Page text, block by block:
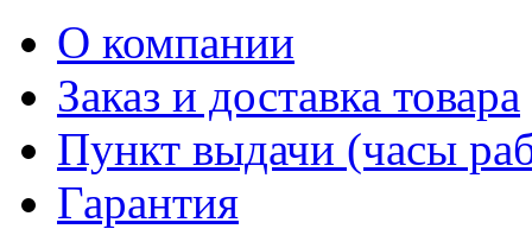
О компании
Заказ и доставка товара
Пункт выдачи (часы
Гарантия